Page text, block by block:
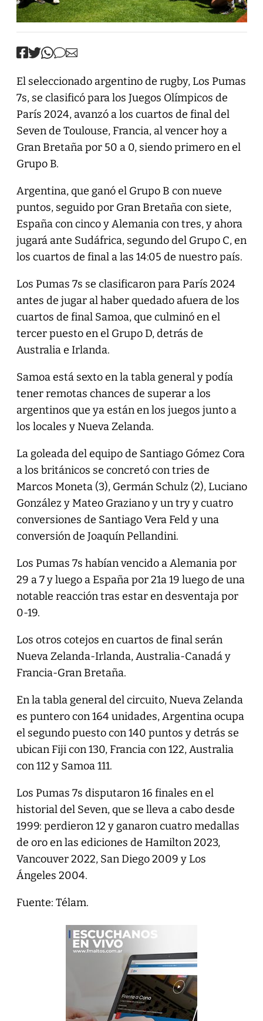
El seleccionado argentino de rugby, Los Pumas
7s, se clasificó para los Juegos Olímpicos de
París 2024, avanzó a los cuartos de final del
Seven de Toulouse, Francia, al vencer hoy a
Gran Bretaña por 50 a 0, siendo primero en el
Grupo B.
Argentina, que ganó el Grupo B con nueve
puntos, seguido por Gran Bretaña con siete,
España con cinco y Alemania con tres, y ahora
jugará ante Sudáfrica, segundo del Grupo C, en
los cuartos de final a las 14:05 de nuestro país.
Los Pumas 7s se clasificaron para París 2024
antes de jugar al haber quedado afuera de los
cuartos de final Samoa, que culminó en el
tercer puesto en el Grupo D, detrás de
Australia e Irlanda.
Samoa está sexto en la tabla general y podía
tener remotas chances de superar a los
argentinos que ya están en los juegos junto a
los locales y Nueva Zelanda.
La goleada del equipo de Santiago Gómez Cora
a los británicos se concretó con tries de
Marcos Moneta (3), Germán Schulz (2), Luciano
González y Mateo Graziano y un try y cuatro
conversiones de Santiago Vera Feld y una
conversión de Joaquín Pellandini.
Los Pumas 7s habían vencido a Alemania por
29 a 7 y luego a España por 21a 19 luego de una
notable reacción tras estar en desventaja por
0-19.
Los otros cotejos en cuartos de final serán
Nueva Zelanda-Irlanda, Australia-Canadá y
Francia-Gran Bretaña.
En la tabla general del circuito, Nueva Zelanda
es puntero con 164 unidades, Argentina ocupa
el segundo puesto con 140 puntos y detrás se
ubican Fiji con 130, Francia con 122, Australia
con 112 y Samoa 111.
Los Pumas 7s disputaron 16 finales en el
historial del Seven, que se lleva a cabo desde
1999: perdieron 12 y ganaron cuatro medallas
de oro en las ediciones de Hamilton 2023,
Vancouver 2022, San Diego 2009 y Los
Ángeles 2004.
Fuente: Télam.